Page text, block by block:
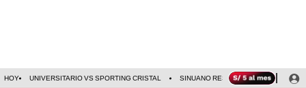
HOY UNIVERSITARIO VS SPORTING CRISTAL SINUANO RESULTADOS HOY